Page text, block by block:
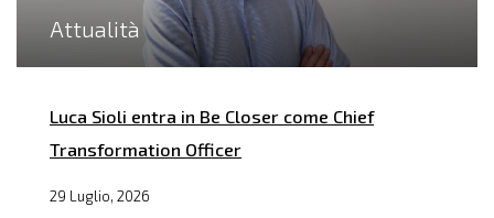
Attualità
Luca Sioli entra in Be Closer come Chief
Transformation Officer
29 Luglio, 2026